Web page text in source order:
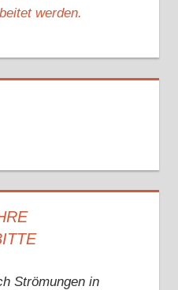
werden.
Strömungen in